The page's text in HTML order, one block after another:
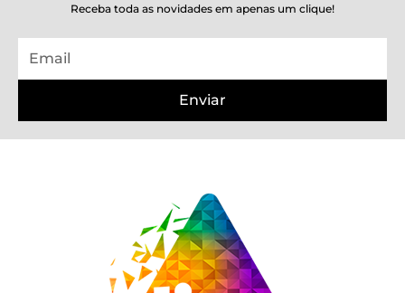
Receba toda as novidades em apenas um clique!
Enviar